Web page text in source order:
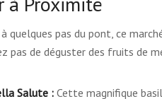
quelques pas du pont, ce
pas de déguster des fruits de
Salute : Cette magnifique